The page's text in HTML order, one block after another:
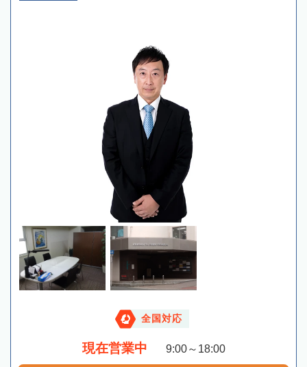
全国対応
現在営業中 9:00～18:00